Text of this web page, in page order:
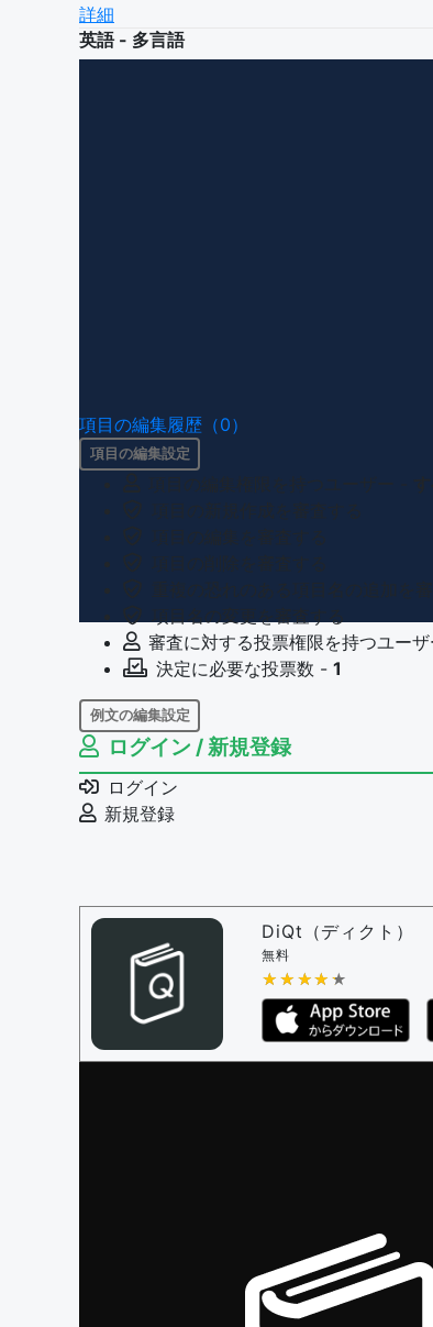
詳細
英語 - 多言語
項目の編集履歴（0）
項目の編集設定
審査に対する投票権限を持つユー
決定に必要な投票数 - 1
例文の編集設定
例文の編集権限を持つユーザー -
例文の削除を審査する
審査に対する投票権限を持つユーザ
決定に必要な投票数 -
問題の編集権限を持つユーザー -
審査に対する投票権限を持つユーザ
決定に必要な投票数 -
編集ガイドライン
ログイン / 新規登録
ログイン
新規登録
DiQt（ディクト）
無料
★★★★★
★★★★★